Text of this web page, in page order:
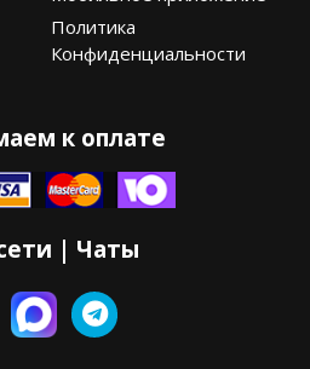
Политика
Конфиденциальности
к оплате
| Чаты